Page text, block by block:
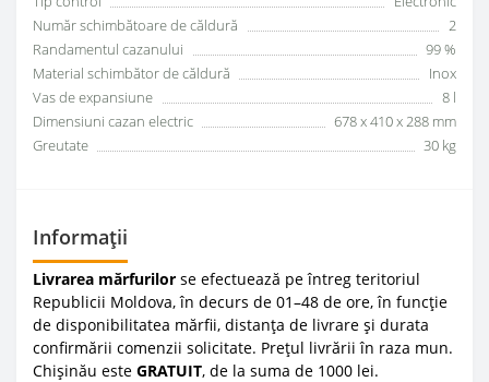
Număr schimbătoare de căldură
2
Randamentul cazanului
99 %
Material schimbător de căldură
Inox
Vas de expansiune
8 l
Dimensiuni cazan electric
678 x 410 x 288 mm
Greutate
30 kg
Informații
Livrarea mărfurilor se efectuează pe întreg teritoriul
Republicii Moldova, în decurs de 01–48 de ore, în funcție
de disponibilitatea mărfii, distanța de livrare și durata
confirmării comenzii solicitate. Prețul livrării în raza mun.
Chișinău este GRATUIT, de la suma de 1000 lei.